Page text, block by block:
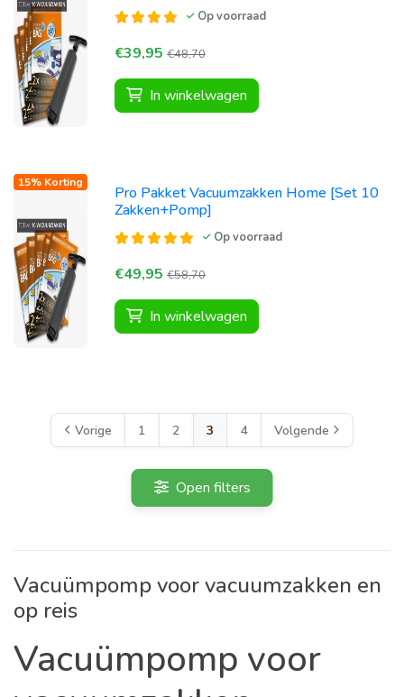
Op voorraad
€39,95 €48,70
In winkelwagen
15% Korting
Pro Pakket Vacuumzakken Home [Set 10
Zakken+Pomp]
Op voorraad
€49,95 €58,70
In winkelwagen
Vorige 1 2 3 4 Volgende
Open filters
Vacuümpomp voor vacuumzakken en
op reis
Vacuümpomp voor